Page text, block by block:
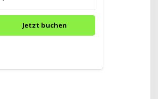
Jetzt buchen